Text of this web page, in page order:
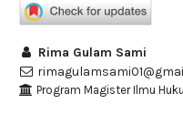
Rima Gulam Sami
Program Magister Ilmu